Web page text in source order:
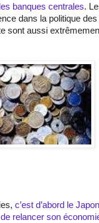
banques centrales.
dans la politique
sont aussi
c’est d’abord le
relancer son